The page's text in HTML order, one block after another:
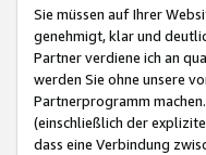
Sie müssen auf Ihrer
genehmigt, klar und
Partner verdiene ich an
werden Sie ohne unsere
Partnerprogramm
(einschließlich der
dass eine Verbindung